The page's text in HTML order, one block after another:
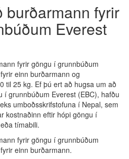
burðarmann fyrir
Everest
fyrir göngu í grunnbúðum
einn burðarmann og
til 25 kg. Ef þú ert að hugsa um að
í grunnbúðum Everest (EBC), hafðu
umboðsskrifstofuna í Nepal, sem
kostnaðinn eftir hópi göngu í
tímabili.
fyrir göngu í grunnbúðum
einn burðarmann.